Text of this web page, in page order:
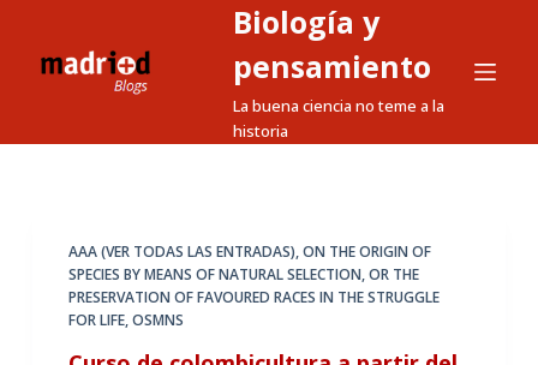
a
Biología y
pensamiento
La buena ciencia no teme a la
historia
AAA (VER TODAS LAS ENTRADAS),ON THE ORIGIN OF
SPECIES BY MEANS OF NATURAL SELECTION,OR THE
PRESERVATION OF FAVOURED RACES IN THE STRUGGLE
FOR LIFE,OSMNS